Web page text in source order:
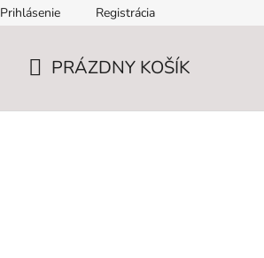
Prihlásenie Registrácia
PRÁZDNY KOŠÍK